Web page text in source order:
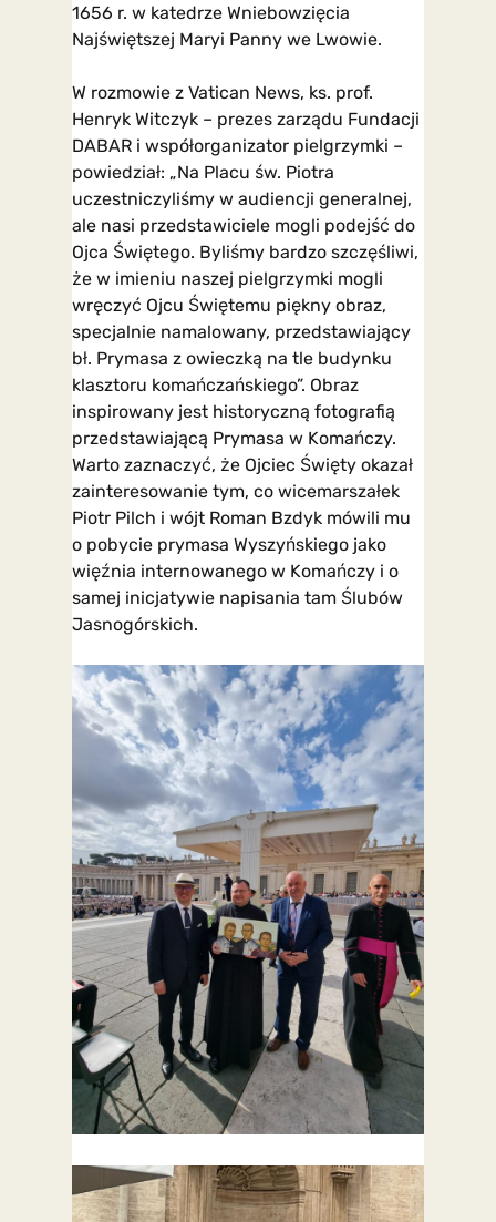
1656 r. w katedrze Wniebowzięcia
Najświętszej Maryi Panny we Lwowie.
W rozmowie z Vatican News, ks. prof.
Henryk Witczyk – prezes zarządu Fundacji
DABAR i współorganizator pielgrzymki –
powiedział: „Na Placu św. Piotra
uczestniczyliśmy w audiencji generalnej,
ale nasi przedstawiciele mogli podejść do
Ojca Świętego. Byliśmy bardzo szczęśliwi,
że w imieniu naszej pielgrzymki mogli
wręczyć Ojcu Świętemu piękny obraz,
specjalnie namalowany, przedstawiający
bł. Prymasa z owieczką na tle budynku
klasztoru komańczańskiego”. Obraz
inspirowany jest historyczną fotografią
przedstawiającą Prymasa w Komańczy.
Warto zaznaczyć, że Ojciec Święty okazał
zainteresowanie tym, co wicemarszałek
Piotr Pilch i wójt Roman Bzdyk mówili mu
o pobycie prymasa Wyszyńskiego jako
więźnia internowanego w Komańczy i o
samej inicjatywie napisania tam Ślubów
Jasnogórskich.